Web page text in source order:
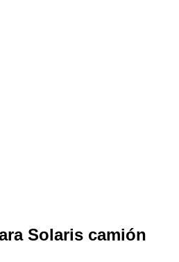
Solaris camión